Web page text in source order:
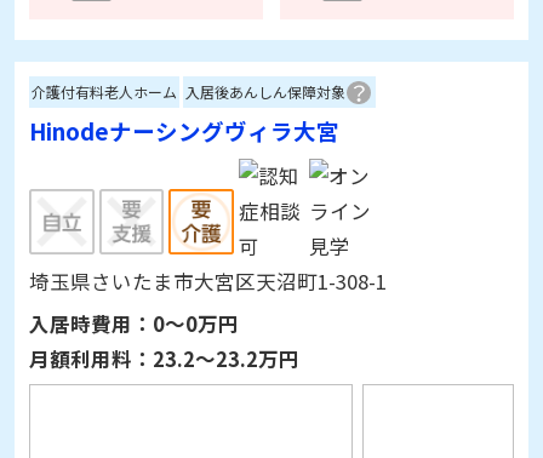
介護付有料老人ホーム 入居後あんしん保障対象
Hinodeナーシングヴィラ大宮
埼玉県さいたま市大宮区天沼町1-308-1
入居時費用：0～0万円
月額利用料： 23.2～23.2万円